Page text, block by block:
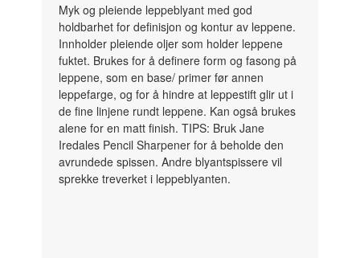
Myk og pleiende leppeblyant med god
holdbarhet for definisjon og kontur av leppene.
Innholder pleiende oljer som holder leppene
fuktet. Brukes for å definere form og fasong på
leppene, som en base/ primer før annen
leppefarge, og for å hindre at leppestift glir ut i
de fine linjene rundt leppene. Kan også brukes
alene for en matt finish. TIPS: Bruk Jane
Iredales Pencil Sharpener for å beholde den
avrundede spissen. Andre blyantspissere vil
sprekke treverket i leppeblyanten.